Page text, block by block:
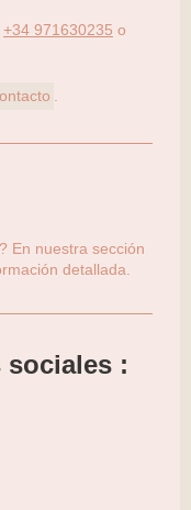
+34 971630235 o
En nuestra sección
detallada.
sociales :